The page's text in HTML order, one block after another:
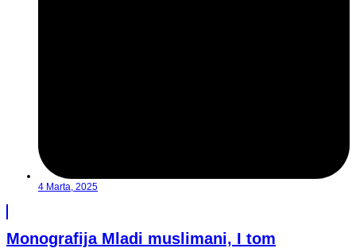
4 Marta, 2025
Monografija Mladi muslimani, I tom